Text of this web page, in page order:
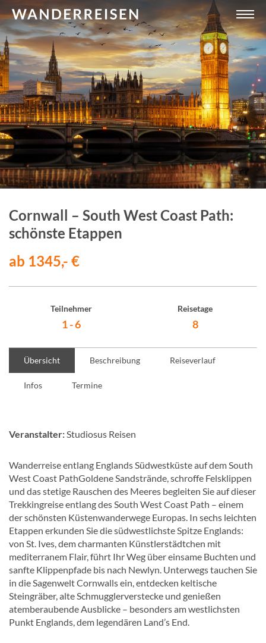
Cornwall – South West Coast Path:
schönste Etappen
ab 1345,- €
Teilnehmer
1 - 6
Reisetage
8
Übersicht Beschreibung Reiseverlauf
Infos Termine
Veranstalter:Studiosus Reisen
Wanderreise entlang Englands Südwestküste auf dem South
West Coast PathGoldene Sandstrände, schroffe Felsklippen
und das stetige Rauschen des Meeres begleiten Sie auf dieser
Trekkingreise entlang des South West Coast Path – einem
der schönsten Küstenwanderwege Europas. In sechs leichten
Etappen erkunden Sie die südwestlichste Spitze Englands:
von St. Ives, dem charmanten Künstlerstädtchen mit
mediterranem Flair, führt Ihr Weg über einsame Buchten und
sanfte Klippenpfade bis nach Newlyn. Unterwegs tauchen Sie
in die Sagenwelt Cornwalls ein, entdecken keltische
Steingräber, alte Schmugglerverstecke und genießen
atemberaubende Ausblicke – besonders am westlichsten
Punkt Englands, dem legendären Land’s End.